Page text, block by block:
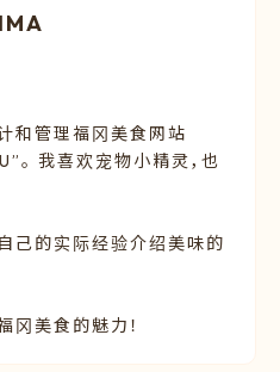
和管理福冈美食网站
。 我喜欢宠物小精灵，也
己的实际经验介绍美味的
冈美食的魅力！